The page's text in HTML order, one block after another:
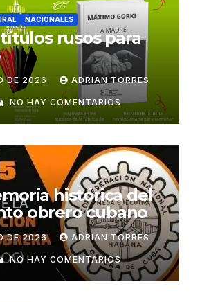
NACIONALES
rusos para
DE 2026 ADRIAN TORRES
NO HAY COMENTARIOS
histórica del
obrero cubano
DE 2026 ADRIAN TORRES
NO HAY COMENTARIOS